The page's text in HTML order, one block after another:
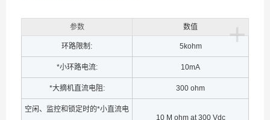
+
参数 数值
环路限制: 5kohm
*小环路电流: 10mA
*大摘机直流电阻: 300 ohm
空闲、监控和锁定时的*小直流电
10 M ohm at 300 Vdc